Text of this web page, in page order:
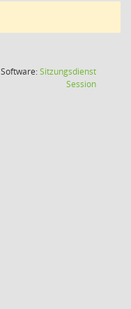
Software:Sitzungsdienst
Session(Wird in